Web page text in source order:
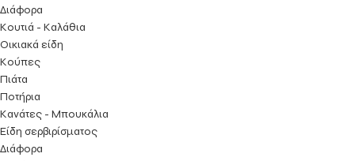
Διάφορα
Κουτιά - Καλάθια
Οικιακά είδη
Κούπες
Πιάτα
Ποτήρια
Κανάτες - Μπουκάλια
Είδη σερβιρίσματος
Διάφορα